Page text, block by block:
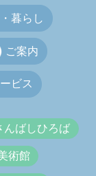
暮らし
ご案内
ビス
んばしひろば
術館